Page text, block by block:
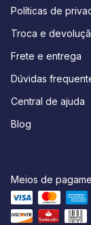
Políticas de
Troca e
Frete e entrega
Dúvidas
Central de ajuda
Blog
Meios de